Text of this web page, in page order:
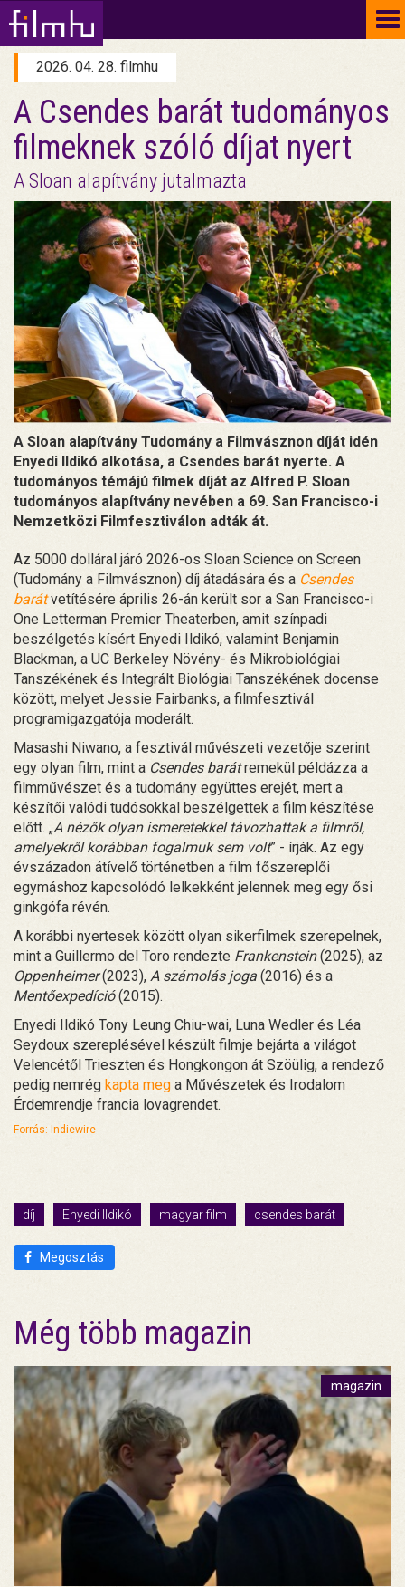
2026. 04. 28. filmhu
A Csendes barát tudományos
filmeknek szóló díjat nyert
A Sloan alapítvány jutalmazta
A Sloan alapítvány Tudomány a Filmvásznon díját idén
Enyedi Ildikó alkotása, a Csendes barát nyerte. A
tudományos témájú filmek díját az Alfred P. Sloan
tudományos alapítvány nevében a 69. San Francisco-i
Nemzetközi Filmfesztiválon adták át.
Az 5000 dolláral járó 2026-os Sloan Science on Screen
(Tudomány a Filmvásznon) díj átadására és a Csendes
barátvetítésére április 26-án került sor a San Francisco-i
One Letterman Premier Theaterben, amit színpadi
beszélgetés kísért Enyedi Ildikó, valamint Benjamin
Blackman, a UC Berkeley Növény- és Mikrobiológiai
Tanszékének és Integrált Biológiai Tanszékének docense
között, melyet Jessie Fairbanks, a filmfesztivál
programigazgatója moderált.
Masashi Niwano, a fesztivál művészeti vezetője szerint
egy olyan film, mint a Csendes barátremekül példázza a
filmművészet és a tudomány együttes erejét, mert a
készítői valódi tudósokkal beszélgettek a film készítése
előtt. „A nézők olyan ismeretekkel távozhattak a filmről,
amelyekről korábban fogalmuk sem volt” - írják. Az egy
évszázadon átívelő történetben a film főszereplői
egymáshoz kapcsolódó lelkekként jelennek meg egy ősi
ginkgófa révén.
A korábbi nyertesek között olyan sikerfilmek szerepelnek,
mint a Guillermo del Toro rendezte Frankenstein(2025), az
Oppenheimer(2023), A számolás joga (2016) és a
Mentőexpedíció(2015).
Enyedi Ildikó Tony Leung Chiu-wai, Luna Wedler és Léa
Seydoux szereplésével készült filmje bejárta a világot
Velencétől Trieszten és Hongkongon át Szöülig, a rendező
pedig nemrég kapta meg a Művészetek és Irodalom
Érdemrendje francia lovagrendet.
Forrás: Indiewire
díj Enyedi Ildikó magyar film csendes barát
Megosztás
Még több magazin
magazin